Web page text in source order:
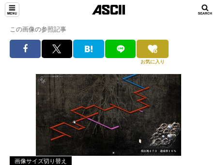
この画像の参照記事
お気に入り
画像サイズ切り替え